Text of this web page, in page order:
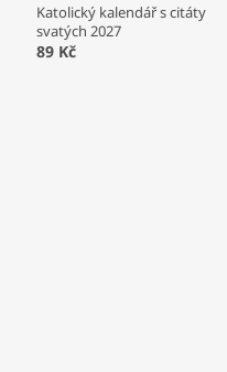
Katolický kalendář s citáty
svatých 2027
89 Kč